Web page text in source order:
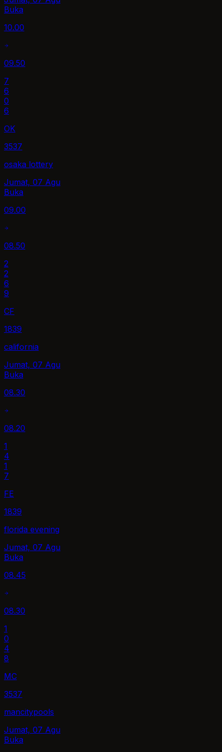
Buka
10.00
09.50
7
6
0
6
OK
3537
osaka lottery
Jumat, 07 Agu
Buka
09.00
08.50
2
2
6
9
CF
1839
california
Jumat, 07 Agu
Buka
08.30
08.20
1
4
1
7
FE
1839
florida evening
Jumat, 07 Agu
Buka
08.45
08.30
1
0
4
8
MC
3537
mancitypools
Jumat, 07 Agu
Buka